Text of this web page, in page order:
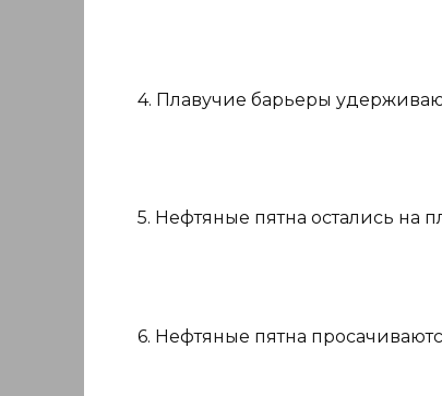
4. Плавучие барьеры
5. Нефтяные пятна остались на
6. Нефтяные пятна